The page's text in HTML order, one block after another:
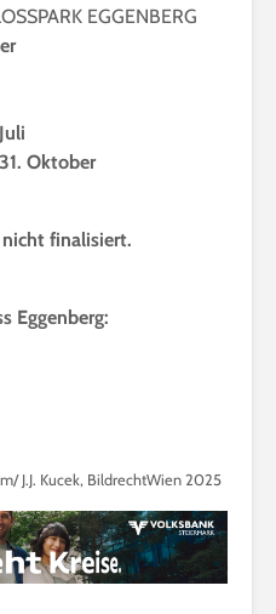
EGGENBERG
Oktober
finalisiert.
Eggenberg:
J.J. Kucek, BildrechtWien 2025